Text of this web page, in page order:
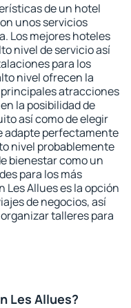
de un hotel
unos servicios
Los mejores hoteles
nivel de servicio así
para los
nivel ofrecen la
atracciones
la posibilidad de
así como de elegir
adapte perfectamente
nivel probablemente
bienestar como un
para los más
Les Allues es la opción
de negocios, así
talleres para
Les Allues?